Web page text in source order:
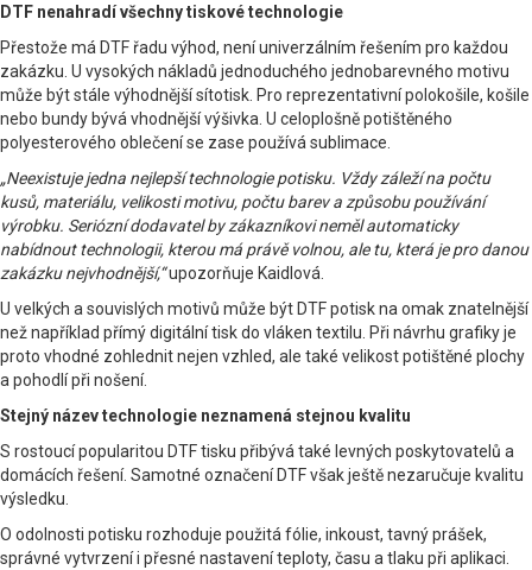
DTF nenahradí všechny tiskové technologie
Přestože má DTF řadu výhod, není univerzálním řešením pro každou
zakázku. U vysokých nákladů jednoduchého jednobarevného motivu
může být stále výhodnější sítotisk. Pro reprezentativní polokošile, košile
nebo bundy bývá vhodnější výšivka. U celoplošně potištěného
polyesterového oblečení se zase používá sublimace.
„Neexistuje jedna nejlepší technologie potisku. Vždy záleží na počtu
kusů, materiálu, velikosti motivu, počtu barev a způsobu používání
výrobku. Seriózní dodavatel by zákazníkovi neměl automaticky
nabídnout technologii, kterou má právě volnou, ale tu, která je pro danou
zakázku nejvhodnější,“upozorňuje Kaidlová.
U velkých a souvislých motivů může být DTF potisk na omak znatelnější
než například přímý digitální tisk do vláken textilu. Při návrhu grafiky je
proto vhodné zohlednit nejen vzhled, ale také velikost potištěné plochy
a pohodlí při nošení.
Stejný název technologie neznamená stejnou kvalitu
S rostoucí popularitou DTF tisku přibývá také levných poskytovatelů a
domácích řešení. Samotné označení DTF však ještě nezaručuje kvalitu
výsledku.
O odolnosti potisku rozhoduje použitá fólie, inkoust, tavný prášek,
správné vytvrzení i přesné nastavení teploty, času a tlaku při aplikaci.